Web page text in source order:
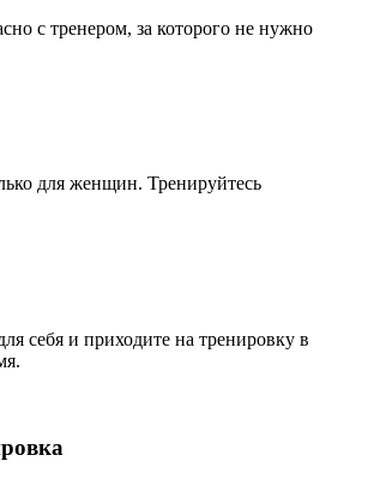
с тренером, за которого не нужно
для женщин. Тренируйтесь
себя и приходите на тренировку в